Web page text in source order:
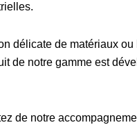
délicate de matériaux
de notre gamme est
de notre